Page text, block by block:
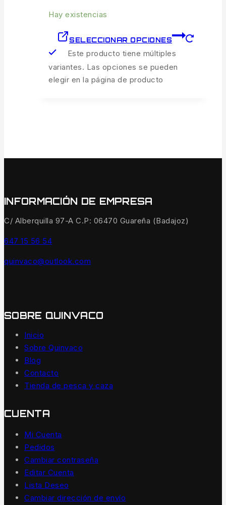
Hay existencias
SELECCIONAR OPCIONES
Este producto tiene múltiples
variantes. Las opciones se pueden
elegir en la página de producto
INFORMACIÓN DE EMPRESA
C/ Alberquilla 97-A C.P: 06470 Guareña (Badajoz)
647 15 56 54
quinvaco@outlook.com
SOBRE QUINVACO
Inicio
Sobre Quinvaco
Blog
Contacto
Tienda de pesca y caza
CUENTA
Mi Cuenta
Pedidos
Cambiar contraseña
Editar Cuenta
Lista Deseo
Cambiar dirección de envío